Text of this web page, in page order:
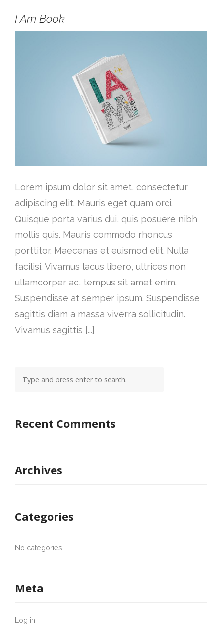
I Am Book
Lorem ipsum dolor sit amet, consectetur
adipiscing elit. Mauris eget quam orci.
Quisque porta varius dui, quis posuere nibh
mollis quis. Mauris commodo rhoncus
porttitor. Maecenas et euismod elit. Nulla
facilisi. Vivamus lacus libero, ultrices non
ullamcorper ac, tempus sit amet enim.
Suspendisse at semper ipsum. Suspendisse
sagittis diam a massa viverra sollicitudin.
Vivamus sagittis [...]
Recent Comments
Archives
Categories
No categories
Meta
Log in